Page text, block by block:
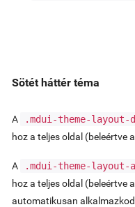
Sötét háttér téma
A .mdui-theme-layout-
hoz a teljes oldal (beleértve
A .mdui-theme-layout-
hoz a teljes oldal (beleértve
automatikusan